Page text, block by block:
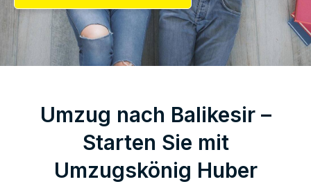
Umzug nach Balikesir –
Starten Sie mit
Umzugskönig Huber